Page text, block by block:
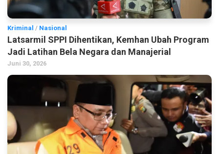
Kriminal / Nasional
Latsarmil SPPI Dihentikan, Kemhan Ubah Program
Jadi Latihan Bela Negara dan Manajerial
Juni 30, 2026